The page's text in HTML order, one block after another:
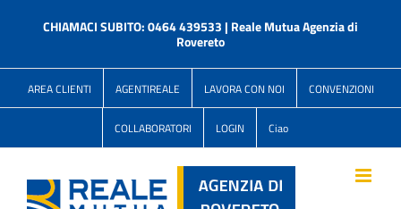
CHIAMACI SUBITO: 0464 439533 | Reale Mutua Agenzia di
Rovereto
AREA CLIENTI AGENTIREALE LAVORA CON NOI CONVENZIONI
COLLABORATORI LOGIN Ciao